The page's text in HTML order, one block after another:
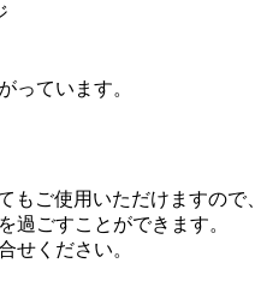
っています。
もご使用いただけますの
過ごすことができます。
せください。